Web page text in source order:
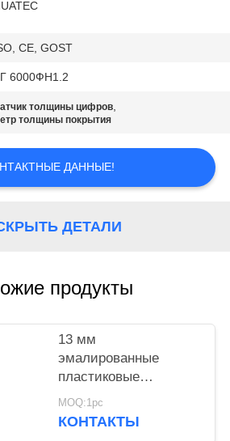
CE, GOST
6000ФН1.2
толщины цифров,
толщины покрытия
ДАННЫЕ!
ДЕТАЛИ
продукты
13 мм
эмалированные
пластиковые
распылительные
покрытия
MOQ:1pc
КОНТАКТЫ